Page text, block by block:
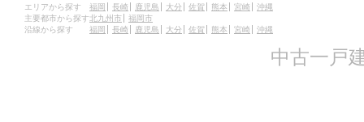
エリアから探す 福岡 長崎 鹿児島 大分 佐賀 熊本 宮崎
沖縄
主要都市から探す北九州市
福岡市
沿線から探す
福岡 長崎 鹿児島 大分 佐賀 熊本 宮崎 沖縄
中古一戸